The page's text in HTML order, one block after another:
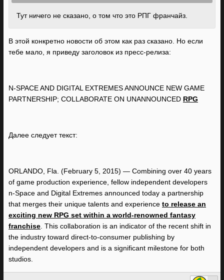
Тут ничего не сказано, о том что это РПГ франчайз.
В этой конкретно новости об этом как раз сказано. Но если
тебе мало, я приведу заголовок из пресс-релиза:
N-SPACE AND DIGITAL EXTREMES ANNOUNCE NEW GAME
PARTNERSHIP; COLLABORATE ON UNANNOUNCED RPG
Далее следует текст:
ORLANDO, Fla. (February 5, 2015) — Combining over 40 years
of game production experience, fellow independent developers
n-Space and Digital Extremes announced today a partnership
that merges their unique talents and experience to release an
exciting new RPG set within a world-renowned fantasy
franchise . This collaboration is an indicator of the recent shift in
the industry toward direct-to-consumer publishing by
independent developers and is a significant milestone for both
studios.